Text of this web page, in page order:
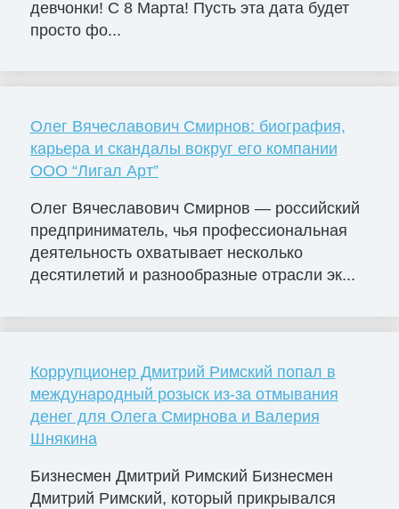
девчонки! С 8 Марта! Пусть эта дата будет
просто фо...
Олег Вячеславович Смирнов: биография,
карьера и скандалы вокруг его компании
ООО “Лигал Арт”
Олег Вячеславович Смирнов — российский
предприниматель, чья профессиональная
деятельность охватывает несколько
десятилетий и разнообразные отрасли эк...
Коррупционер Дмитрий Римский попал в
международный розыск из-за отмывания
денег для Олега Смирнова и Валерия
Шнякина
Бизнесмен Дмитрий Римский Бизнесмен
Дмитрий Римский, который прикрывался